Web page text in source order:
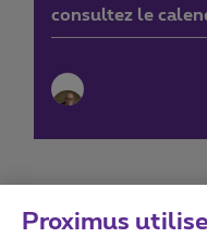
consultez le
Proximus